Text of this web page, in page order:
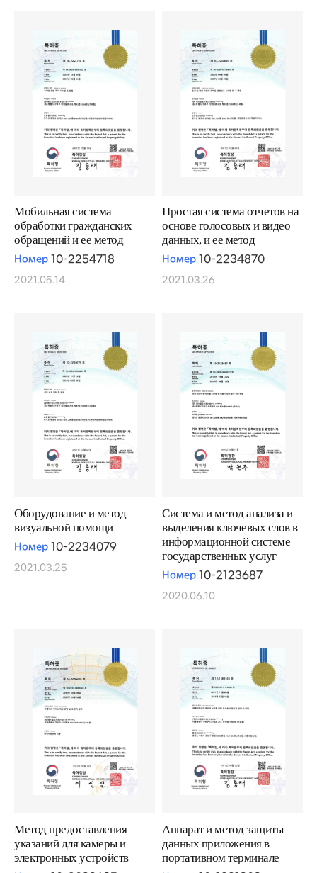
Мобильная система
обработки гражданских
обращений и ее метод
Номер 10-2254718
2021.05.14
Простая система отчетов на
основе голосовых и видео
данных, и ее метод
Номер 10-2234870
2021.03.26
Оборудование и метод
визуальной помощи
Номер 10-2234079
2021.03.25
Система и метод анализа и
выделения ключевых слов в
информационной системе
государственных услуг
Номер 10-2123687
2020.06.10
Метод предоставления
указаний для камеры и
электронных устройств
Аппарат и метод защиты
данных приложения в
портативном терминале